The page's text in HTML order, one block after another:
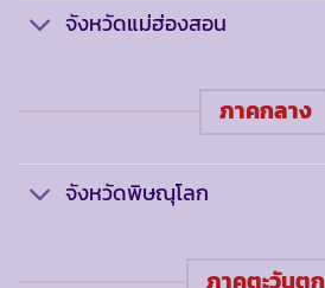
จังหวัดแม่ฮ่องสอน
ภาคกลาง
จังหวัดพิษณุโลก
ภาคตะวันตก